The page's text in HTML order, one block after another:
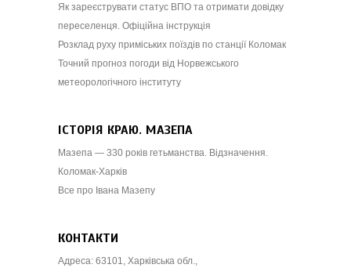
Як зареєструвати статус ВПО та отримати довідку
переселенця. Офіційна інструкція
Розклад руху приміських поїздів по станції Коломак
Точний прогноз погоди від Норвежського
метеорологічного інституту
ІСТОРІЯ КРАЮ. МАЗЕПА
Мазепа — 330 років гетьманства. Відзначення.
Коломак-Харків
Все про Івана Мазепу
КОНТАКТИ
Адреса: 63101, Харківська обл.,